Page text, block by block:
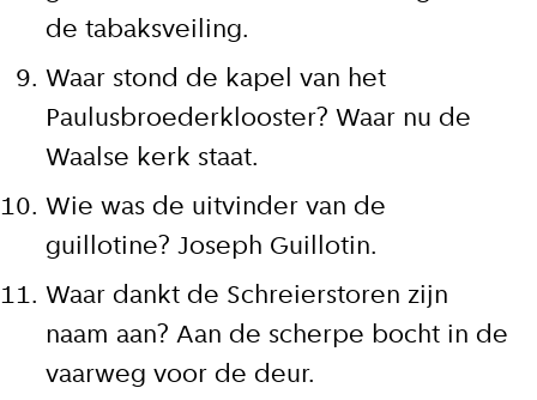
Meld je aan voor onze
update
Blijf moeiteloos op de hoogte van al het
reilen en zeilen rond de bruggen en
onze updates en je mist geen verhaal!
de tabaksveiling.
Waar stond de kapel van het
Paulusbroederklooster? Waar nu de
Waalse kerk staat.
Wie was de uitvinder van de
guillotine? Joseph Guillotin.
Waar dankt de Schreierstoren zijn
naam aan? Aan de scherpe bocht in de
vaarweg voor de deur.